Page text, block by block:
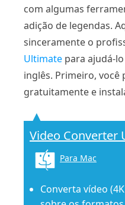
com algumas
adição de legendas.
sinceramente o
Ultimate para ajudá-
inglês. Primeiro, você
gratuitamente e
Video Converter
Para Mac
Converta vídeo